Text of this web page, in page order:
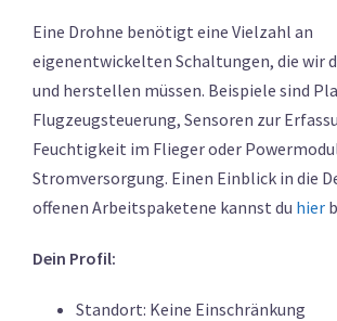
Eine Drohne benötigt eine Vielzahl an
eigenentwickelten Schaltungen, die wir
und herstellen müssen. Beispiele sind
Flugzeugsteuerung, Sensoren zur
Feuchtigkeit im Flieger oder
Stromversorgung. Einen Einblick in die
offenen Arbeitspaketene kannst du hier
Dein Profil:
Standort: Keine Einschränkung